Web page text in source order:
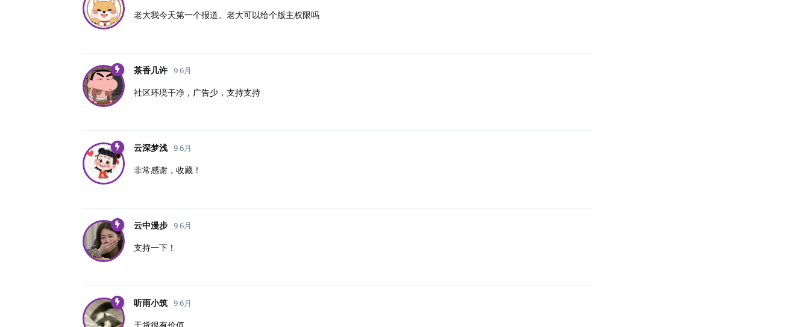
老大我今天第一个报道。老大可以给个版主权限吗
茶香几许 9 6月
社区环境干净，广告少，支持支持
云深梦浅 9 6月
非常感谢，收藏！
云中漫步 9 6月
支持一下！
听雨小筑 9 6月